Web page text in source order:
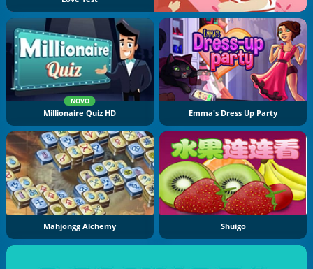
NOVO
Millionaire Quiz HD Emma's Dress Up Party
Mahjongg Alchemy Shuigo